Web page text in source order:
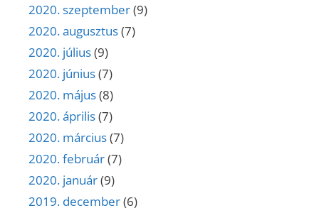
2020. szeptember(9)
2020. augusztus(7)
2020. július(9)
2020. június(7)
2020. május(8)
2020. április(7)
2020. március(7)
2020. február(7)
2020. január(9)
2019. december(6)